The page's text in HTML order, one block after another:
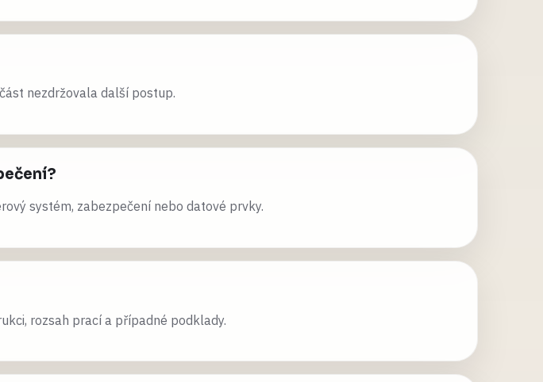
nezdržovala další postup.
systém, zabezpečení nebo datové prvky.
rozsah prací a případné podklady.